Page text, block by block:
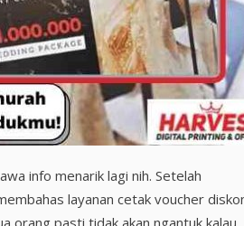
info menarik lagi nih. Setelah
layanan cetak voucher
orang pasti tidak akan ngantuk kalau